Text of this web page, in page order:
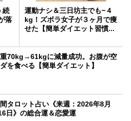
続
落
運動ナシ＆三日坊主でも−４
kg！ズボラ女子が３ヶ月で痩
せた【簡単ダイエット習慣...
重70kg→61kgに減量成功。お腹が空
を食べる【簡単ダイエット】
間タロット占い《来週：2026年8月
日》の総合運＆恋愛運